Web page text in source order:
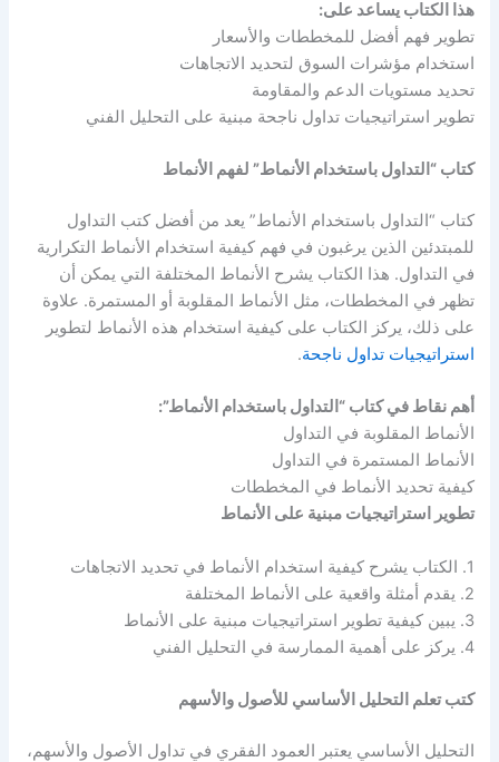
هذا الكتاب يساعد على:
تطوير فهم أفضل للمخططات والأسعار
استخدام مؤشرات السوق لتحديد الاتجاهات
تحديد مستويات الدعم والمقاومة
تطوير استراتيجيات تداول ناجحة مبنية على التحليل الفني
كتاب “التداول باستخدام الأنماط” لفهم الأنماط
كتاب “التداول باستخدام الأنماط” يعد من أفضل كتب التداول
للمبتدئين الذين يرغبون في فهم كيفية استخدام الأنماط التكرارية
في التداول. هذا الكتاب يشرح الأنماط المختلفة التي يمكن أن
تظهر في المخططات، مثل الأنماط المقلوبة أو المستمرة. علاوة
على ذلك، يركز الكتاب على كيفية استخدام هذه الأنماط لتطوير
استراتيجيات تداول ناجحة.
أهم نقاط في كتاب “التداول باستخدام الأنماط”:
الأنماط المقلوبة في التداول
الأنماط المستمرة في التداول
كيفية تحديد الأنماط في المخططات
تطوير استراتيجيات مبنية على الأنماط
1. الكتاب يشرح كيفية استخدام الأنماط في تحديد الاتجاهات
2. يقدم أمثلة واقعية على الأنماط المختلفة
3. يبين كيفية تطوير استراتيجيات مبنية على الأنماط
4. يركز على أهمية الممارسة في التحليل الفني
كتب تعلم التحليل الأساسي للأصول والأسهم
التحليل الأساسي يعتبر العمود الفقري في تداول الأصول والأسهم،